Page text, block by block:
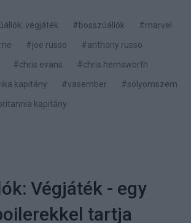
végjáték #bosszúállók
#marvel
#joe russo
#anthony russo
#chris evans
#chris hemsworth
kapitány #vasember
#sólyomszem
kapitány
Végjáték - egy
tartja